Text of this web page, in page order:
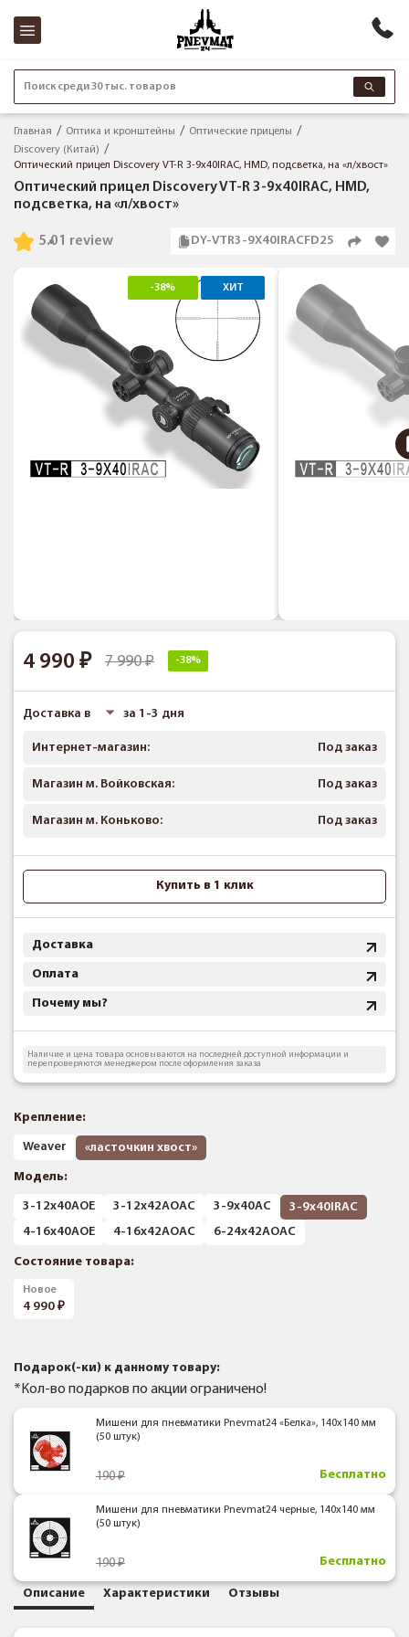
Поиск среди 30 тыс. товаров
Главная Оптика и кронштейны
Оптические прицелы
Discovery (Китай)
Оптический прицел Discovery VT-R 3-9x40IRAC, HMD, подсветка, на «л/хвост»
Оптический прицел Discovery VT-R 3-9x40IRAC, HMD,
подсветка, на «л/хвост»
1 review
5.0 DY-VTR3-9X40IRACFD25
-38% ХИТ
4 990 7 990 -38%
Доставка в за 1-3 дня
Интернет-магазин: Под заказ
Магазин м. Войковская: Под заказ
Магазин м. Коньково: Под заказ
Купить в 1 клик
Доставка
Оплата
Почему мы?
Наличие и цена товара основываются на последней доступной информации и
перепроверяются менеджером после оформления заказа
Крепление:
Weaver «ласточкин хвост»
Модель:
3-12x40AOE 3-12x42AOAC 3-9x40AC
3-9x40IRAC
4-16x40AOE
4-16x42AOAC 6-24x42AOAC
Состояние товара:
Новое
4 990
Подарок(-ки) к данному товару:
*Кол-во подарков по акции ограничено!
Мишени для пневматики Pnevmat24 «Белка», 140x140 мм
(50 штук)
190 Бесплатно
Мишени для пневматики Pnevmat24 черные, 140x140 мм
(50 штук)
190 Бесплатно
Описание Характеристики Отзывы